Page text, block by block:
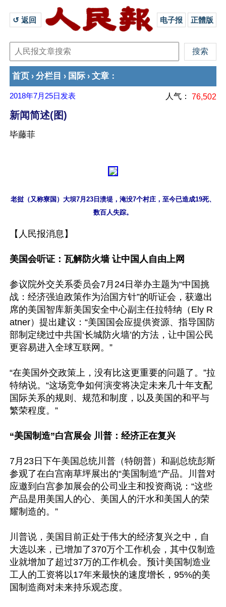
↺ 返回 电子报 正體版
首页 › 分栏目 › 国际 › 文章 ：
2018年7月25日 发表 人气： 76,502
新闻简述(图)
毕藤菲
老挝（又称寮国）大坝7月23日溃堤，淹没7个村庄，至今已造成19死、
【人民报消息】
美国会听证：瓦解防火墙 让中国人自由上网
参议院外交关系委员会7月24日举办主题为“中国挑
战：经济强迫政策作为治国方针”的听证会，获邀出
席的美国智库新美国安全中心副主任拉特纳（Ely R
atner）提出建议：“美国国会应提供资源、指导国防
部制定绕过中共国‘长城防火墙’的方法，让中国公民
更容易进入全球互联网。”
“在美国外交政策上，没有比这更重要的问题了。”拉
特纳说。“这场竞争如何演变将决定未来几十年支配
国际关系的规则、规范和制度，以及美国的和平与
繁荣程度。”
“美国制造”白宫展会 川普：经济正在复兴
7月23日下午美国总统川普（特朗普）和副总统彭斯
参观了在白宫南草坪展出的“美国制造”产品。川普对
应邀到白宫参加展会的公司业主和投资商说：“这些
产品是用美国人的心、美国人的汗水和美国人的荣
耀制造的。”
川普说，美国目前正处于伟大的经济复兴之中，自
大选以来，已增加了370万个工作机会，其中仅制造
业就增加了超过37万的工作机会。预计美国制造业
工人的工资将以17年来最快的速度增长，95%的美
国制造商对未来持乐观态度。